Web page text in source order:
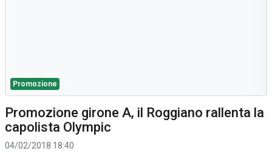
Promozione
Promozione girone A, il Roggiano rallenta la
capolista Olympic
04/02/2018 18:40